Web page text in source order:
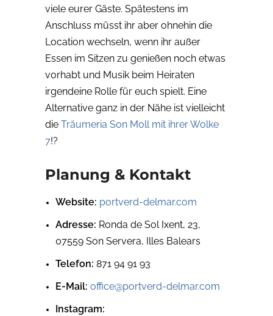
viele eurer Gäste. Spätestens im
Anschluss müsst ihr aber ohnehin die
Location wechseln, wenn ihr außer
Essen im Sitzen zu genießen noch etwas
vorhabt und Musik beim Heiraten
irgendeine Rolle für euch spielt. Eine
Alternative ganz in der Nähe ist vielleicht
die Träumeria Son Moll mit ihrer Wolke
7!?
Planung & Kontakt
Website: portverd-delmar.com
Adresse: Ronda de Sol Ixent, 23,
07559 Son Servera, Illes Balears
Telefon: 871 94 91 93
E-Mail: office@portverd-delmar.com
Instagram: